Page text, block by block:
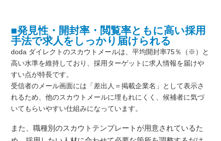
■発見性・開封率・閲覧率ともに高い採用
手法で求人をしっかり届けられる
doda ダイレクトのスカウトメールは、平均開封率75％（※）と
高い水準を維持しており、採用ターゲットに求人情報を届けや
すい点が特長です。
受信者のメール画面には「差出人＝掲載企業名」として表示さ
れるため、他のスカウトメールに埋もれにくく、候補者に気づ
いてもらいやすい仕組みになっています。
また、職種別のスカウトテンプレートが用意されているた